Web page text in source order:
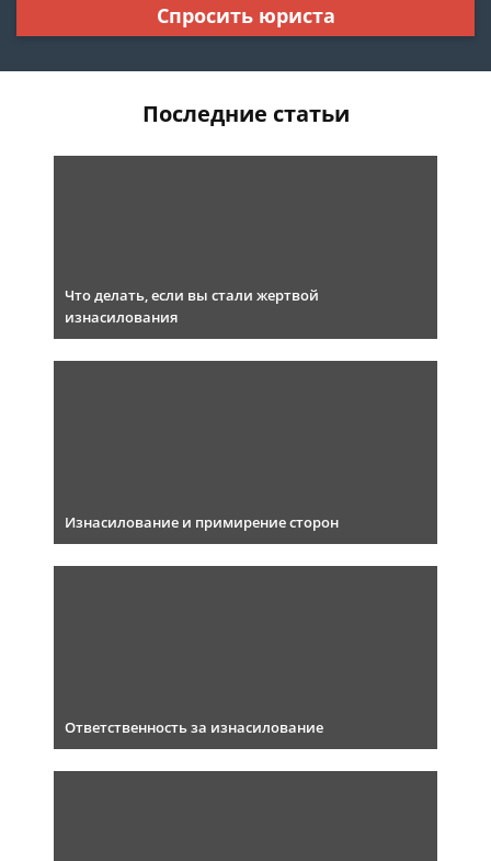
Спросить юриста
Последние статьи
Что делать, если вы стали жертвой
изнасилования
Изнасилование и примирение сторон
Ответственность за изнасилование